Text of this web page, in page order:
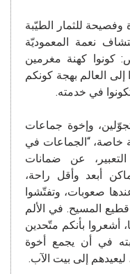
للثمار الطيّبة
نعمة المعموديّة
كونوا كهنة مغرمين
إلى العالم بهجة كونكم
في خدمته.
وإخوة جماعات
خاصة، “الجماعات في
عن ضمانات
أبعد وأقل راحة،
صعوبات، وتفتّشوا
المسيح. في الألم
أشعروا بأنكم متّحدين
في أن يجمع أخوة
ليعيدهم إلى بيت الآب.